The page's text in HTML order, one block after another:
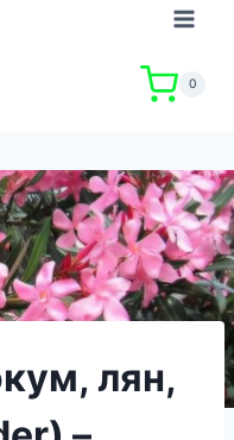
0
лян,